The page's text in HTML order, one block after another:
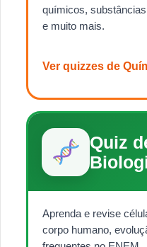
químicos,
e muito mais.
Ver quizzes de
Quiz
Aprenda e revise
corpo humano,